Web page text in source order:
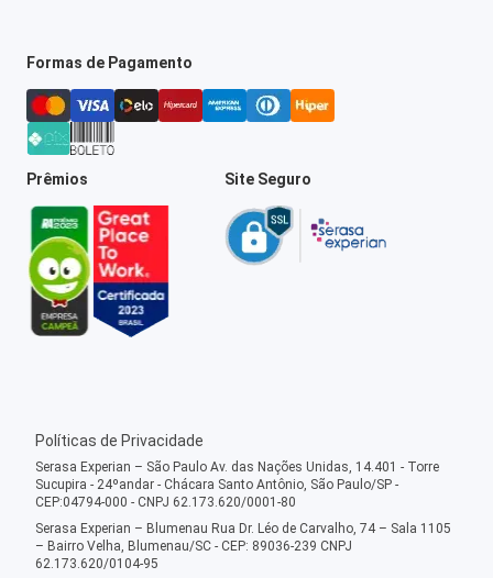
Formas de Pagamento
Prêmios Site Seguro
Políticas de Privacidade
Serasa Experian – São Paulo Av. das Nações Unidas, 14.401 - Torre
Sucupira - 24ºandar - Chácara Santo Antônio, São Paulo/SP -
CEP:04794-000 - CNPJ 62.173.620/0001-80
Serasa Experian – Blumenau Rua Dr. Léo de Carvalho, 74 – Sala 1105
– Bairro Velha, Blumenau/SC - CEP: 89036-239 CNPJ
62.173.620/0104-95